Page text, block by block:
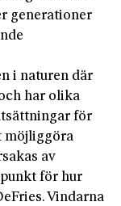
generationer
i naturen där
har olika
för
möjliggöra
av
för hur
Vindarna